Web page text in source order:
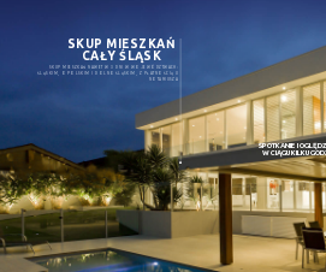
SKUP MIESZKAŃ
CAŁY ŚLĄSK
SKUP MIESZKAŃ NAWET W 3 DNI W WOJEWÓDZTWACH:
ŚLĄSKIM, OPOLSKIM I DOLNOŚLĄSKIM, Z PŁATNOŚCIĄ U
NOTARIUSZA
SPOTKANIE I
W CIĄGU KILKU